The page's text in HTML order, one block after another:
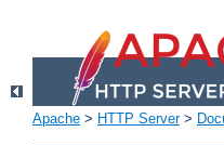
Apache > HTTP Server>